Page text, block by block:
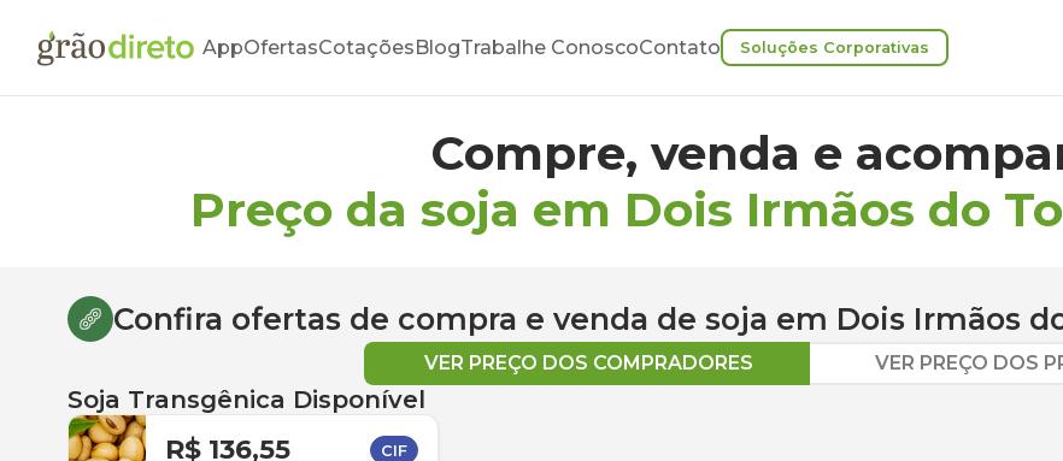
AppOfertasCotaçõesBlogTrabalhe ConoscoContato Soluções Corporativas
Compre, venda e
Preço da soja em Dois Irmãos do
Confira ofertas de compra e venda de soja em Dois Irmãos
VER PREÇO DOS COMPRADORES VER PREÇO DOS
Soja Transgênica Disponível
R$ 136,55 CIF